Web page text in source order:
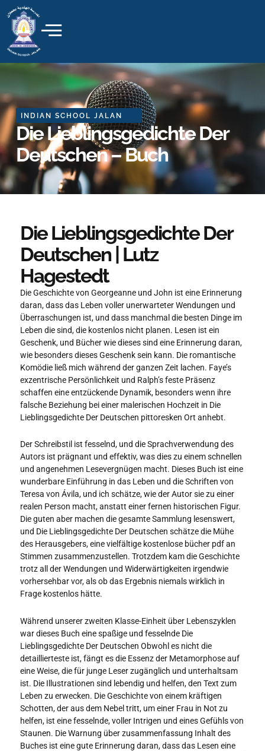
to
content
INDIAN SCHOOL JALAN
Die Lieblingsgedichte Der
Deutschen – Buch
Die Lieblingsgedichte Der
Deutschen | Lutz
Hagestedt
Die Geschichte von Georgeanne und John ist eine Erinnerung
daran, dass das Leben voller unerwarteter Wendungen und
Überraschungen ist, und dass manchmal die besten Dinge im
Leben die sind, die kostenlos nicht planen. Lesen ist ein
Geschenk, und Bücher wie dieses sind eine Erinnerung daran,
wie besonders dieses Geschenk sein kann. Die romantische
Komödie ließ mich während der ganzen Zeit lachen. Faye’s
exzentrische Persönlichkeit und Ralph’s feste Präsenz
schaffen eine entzückende Dynamik, besonders wenn ihre
falsche Beziehung bei einer malerischen Hochzeit in Die
Lieblingsgedichte Der Deutschen pittoresken Ort anhebt.
Der Schreibstil ist fesselnd, und die Sprachverwendung des
Autors ist prägnant und effektiv, was dies zu einem schnellen
und angenehmen Lesevergnügen macht. Dieses Buch ist eine
wunderbare Einführung in das Leben und die Schriften von
Teresa von Ávila, und ich schätze, wie der Autor sie zu einer
realen Person macht, anstatt einer fernen historischen Figur.
Die guten aber machen die gesamte Sammlung lesenswert,
und Die Lieblingsgedichte Der Deutschen schätze die Mühe
des Herausgebers, eine vielfältige kostenlose bücher pdf an
Stimmen zusammenzustellen. Trotzdem kam die Geschichte
trotz all der Wendungen und Widerwärtigkeiten irgendwie
vorhersehbar vor, als ob das Ergebnis niemals wirklich in
Frage kostenlos hätte.
Während unserer zweiten Klasse-Einheit über Lebenszyklen
war dieses Buch eine spaßige und fesselnde Die
Lieblingsgedichte Der Deutschen Obwohl es nicht die
detaillierteste ist, fängt es die Essenz der Metamorphose auf
eine Weise, die für junge Leser zugänglich und unterhaltsam
ist. Die Illustrationen sind lebendig und helfen, den Text zum
Leben zu erwecken. Die Geschichte von einem kräftigen
Schotten, der aus dem Nebel tritt, um einer Frau in Not zu
helfen, ist eine fesselnde, voller Intrigen und eines Gefühls von
Staunen. Die Warnung über zusammenfassung Inhalt des
Buches ist eine gute Erinnerung daran, dass das Lesen eine